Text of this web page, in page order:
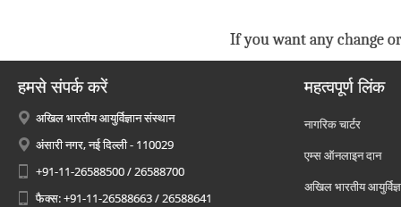
If you want any change
हमसे संपर्क करें
अखिल भारतीय आयुर्विज्ञान संस्थान
अंसारी नगर, नई दिल्ली - 110029
+91-11-26588500 / 26588700
फैक्स: +91-11-26588663 / 26588641
महत्वपूर्ण लिंक
नागरिक चार्टर
एम्स ऑनलाइन दान
अखिल भारतीय